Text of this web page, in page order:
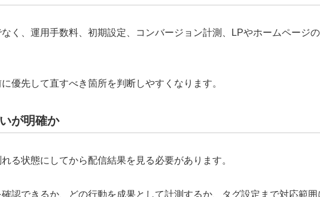
く、運用手数料、初期設定、コンバージョン計測、LPやホームページ
優先して直すべき箇所を判断しやすくなります。
が明確か
る状態にしてから配信結果を見る必要があります。
認できるか、どの行動を成果として計測するか、タグ設定まで対応範